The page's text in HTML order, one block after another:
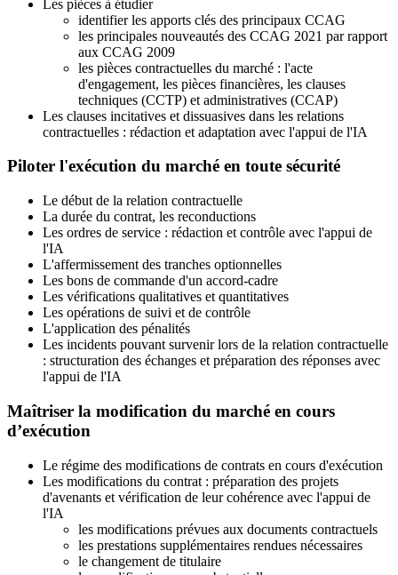
Les pièces à étudier
identifier les apports clés des principaux CCAG
les principales nouveautés des CCAG 2021 par rapport
aux CCAG 2009
les pièces contractuelles du marché : l'acte
d'engagement, les pièces financières, les clauses
techniques (CCTP) et administratives (CCAP)
Les clauses incitatives et dissuasives dans les relations
contractuelles : rédaction et adaptation avec l'appui de l'IA
Piloter l'exécution du marché en toute sécurité
Le début de la relation contractuelle
La durée du contrat, les reconductions
Les ordres de service : rédaction et contrôle avec l'appui de
l'IA
L'affermissement des tranches optionnelles
Les bons de commande d'un accord-cadre
Les vérifications qualitatives et quantitatives
Les opérations de suivi et de contrôle
L'application des pénalités
Les incidents pouvant survenir lors de la relation contractuelle
: structuration des échanges et préparation des réponses avec
l'appui de l'IA
Maîtriser la modification du marché en cours
d’exécution
Le régime des modifications de contrats en cours d'exécution
Les modifications du contrat : préparation des projets
d'avenants et vérification de leur cohérence avec l'appui de
l'IA
les modifications prévues aux documents contractuels
les prestations supplémentaires rendues nécessaires
le changement de titulaire